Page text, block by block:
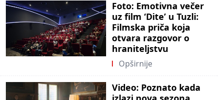
Foto: Emotivna večer
uz film ‘Dite’ u Tuzli:
Filmska priča koja
otvara razgovor o
hraniteljstvu
Opširnije
Video: Poznato kada